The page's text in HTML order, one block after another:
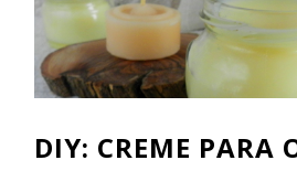
DIY: CREME PARA